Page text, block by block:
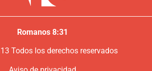
Romanos 8:31
Todos los derechos reservados